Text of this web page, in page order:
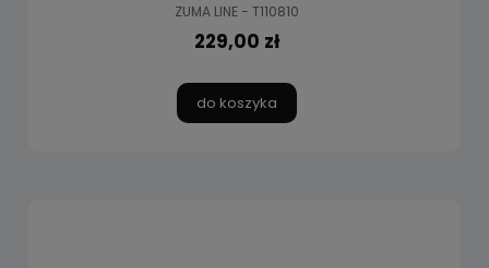
ZUMA LINE - T110810
229,00 zł
do koszyka